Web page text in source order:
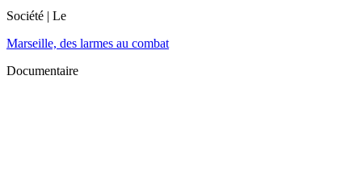
Société | Le
Marseille, des larmes au combat
Documentaire